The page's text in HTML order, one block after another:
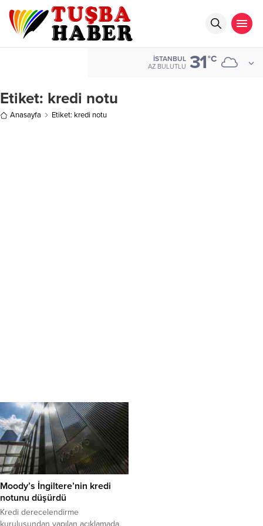
İSTANBUL
AZ BULUTLU 31°C
Etiket: kredi notu
Anasayfa Etiket: kredi notu
Moody’s İngiltere’nin kredi
notunu düşürdü
Kredi derecelendirme